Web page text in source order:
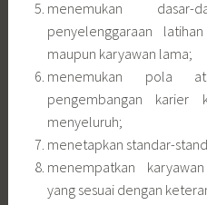
yang sesuai dengan
penataan jabatan dan
membantu
terutama bagi pegawai
memperbaiki aturan atau
memperlancar
pengertian antar pegawai
Lebih lanjut terkait informasi